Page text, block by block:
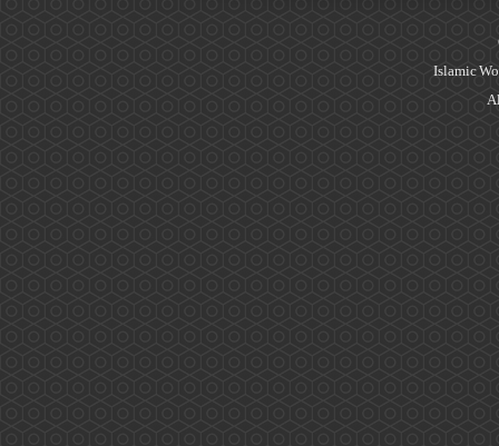
Islamic